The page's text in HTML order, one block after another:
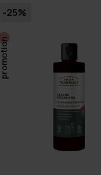
-25%
promotion